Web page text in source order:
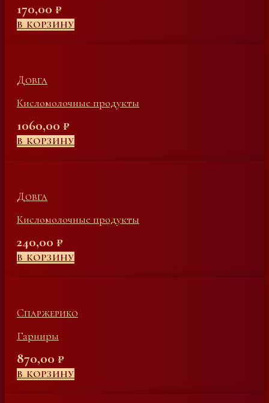
170,00 ₽
В КОРЗИНУ
Довга
Кисломолочные продукты
1060,00 ₽
В КОРЗИНУ
Довга
Кисломолочные продукты
240,00 ₽
В КОРЗИНУ
Спаржерико
Гарниры
870,00 ₽
В КОРЗИНУ